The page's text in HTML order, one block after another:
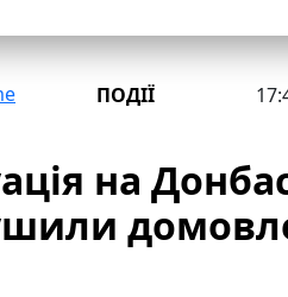
ПОДІЇ
на